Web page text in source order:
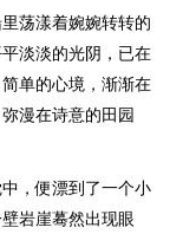
荡漾着婉婉转转的
淡淡的光阴，已在
单的心境，渐渐在
漫在诗意的田园
，便漂到了一个小
岩崖蓦然出现眼